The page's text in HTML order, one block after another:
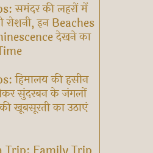
समंदर की लहरों में
रोशनी, इन Beaches
देखने का
हिमालय की हसीन
सुंदरबन के जंगलों
खूबसूरती का उठाएं